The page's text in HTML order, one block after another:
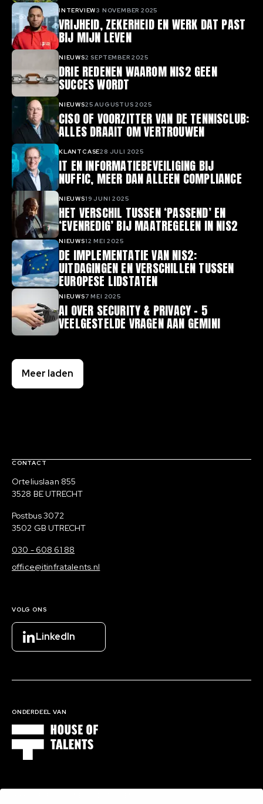
VRIJHEID, ZEKERHEID EN WERK DAT PAST
BIJ MIJN LEVEN
INTERVIEW3 NOVEMBER 2025
DRIE REDENEN WAAROM NIS2 GEEN
SUCCES WORDT
NIEUWS2 SEPTEMBER 2025
CISO OF VOORZITTER VAN DE TENNISCLUB:
ALLES DRAAIT OM VERTROUWEN
NIEUWS25 AUGUSTUS 2025
IT EN INFORMATIEBEVEILIGING BIJ
NUFFIC, MEER DAN ALLEEN COMPLIANCE
KLANTCASE28 JULI 2025
HET VERSCHIL TUSSEN ‘PASSEND’ EN
‘EVENREDIG’ BIJ MAATREGELEN IN NIS2
NIEUWS19 JUNI 2025
DE IMPLEMENTATIE VAN NIS2:
UITDAGINGEN EN VERSCHILLEN TUSSEN
EUROPESE LIDSTATEN
NIEUWS12 MEI 2025
AI OVER SECURITY & PRIVACY - 5
VEELGESTELDE VRAGEN AAN GEMINI
NIEUWS7 MEI 2025
Meer laden
Contact, verdere links en colofon
CONTACT
Bezoekadres
Orteliuslaan 855
3528 BE UTRECHT
Postadres
Postbus 3072
3502 GB UTRECHT
030 - 608 61 88
office@itinfratalents.nl
VOLG ONS
LinkedIn
ONDERDEEL VAN